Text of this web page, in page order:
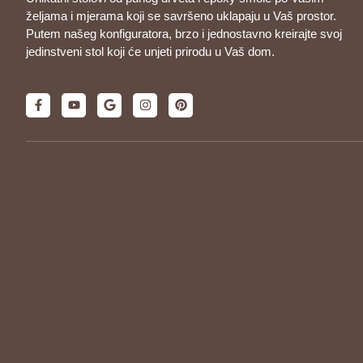
željama i mjerama koji se savršeno uklapaju u Vaš prostor.
Putem našeg konfiguratora, brzo i jednostavno kreirajte svoj
jedinstveni stol koji će unjeti prirodu u Vaš dom.